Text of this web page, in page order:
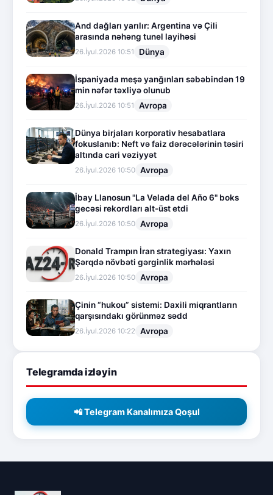
And dağları yarılır: Argentina və Çili
arasında nəhəng tunel layihəsi
26.İyul.2026 10:51 Dünya
İspaniyada meşə yanğınları səbəbindən 19
min nəfər təxliyə olunub
26.İyul.2026 10:51 Avropa
Dünya birjaları korporativ hesabatlara
fokuslanıb: Neft və faiz dərəcələrinin təsiri
altında cari vəziyyət
26.İyul.2026 10:50 Avropa
İbay Llanosun "La Velada del Año 6" boks
gecəsi rekordları alt-üst etdi
26.İyul.2026 10:50 Avropa
Donald Trampın İran strategiyası: Yaxın
Şərqdə növbəti gərginlik mərhələsi
26.İyul.2026 10:50 Avropa
Çinin “hukou” sistemi: Daxili miqrantların
qarşısındakı görünməz sədd
26.İyul.2026 10:22 Avropa
Telegramda izləyin
📲 Telegram Kanalımıza Qoşul